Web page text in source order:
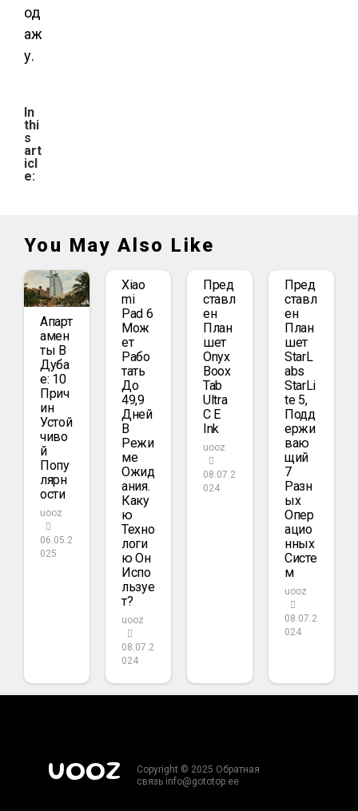
од
аж
у.
In
thi
s
art
icl
e:
You May Also Like
Апарт
Амен
Ты В
Дуба
Е: 10
Прич
Ин
Устой
Чиво
Й
Попу
Лярн
Ости
uooz
06.05.2
025
Xiao
Mi
Pad 6
Мож
Ет
Рабо
Тать
До
49,9
Дней
В
Режи
Ме
Ожид
Ания.
Каку
Ю
Техно
Логи
Ю Он
Испо
Льзуе
Т?
uooz
08.07.2
024
Пред
Ставл
Ен
План
Шет
Onyx
Boox
Tab
Ultra
C E
Ink
uooz
08.07.2
024
Пред
Ставл
Ен
План
Шет
StarL
Abs
StarLi
Te 5,
Подд
Ержи
Ваю
Щий
7
Разн
Ых
Опер
Ацио
Нных
Систе
М
uooz
08.07.2
024
UOOZ
Copyright © 2025 Обратная
связь info@gototop.ee